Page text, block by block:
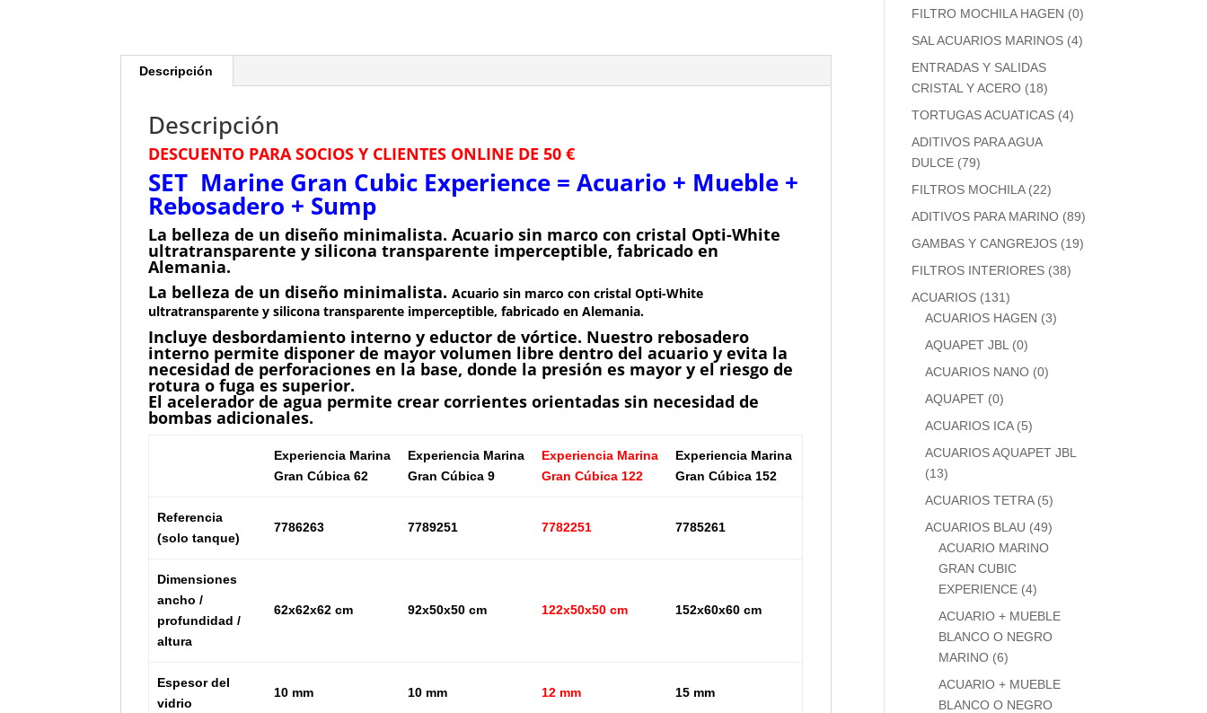
Descripción
Descripción
DESCUENTO PARA SOCIOS Y CLIENTES ONLINE DE 50 €
SET Marine Gran Cubic Experience = Acuario + Mueble +
Rebosadero + Sump
La belleza de un diseño minimalista.Acuario sin marco con cristal Opti-White
ultratransparente y silicona transparente imperceptible, fabricado en
Alemania.
La belleza de un diseño minimalista.Acuario sin marco con cristal Opti-White
ultratransparente y silicona transparente imperceptible, fabricado en Alemania.
Incluye desbordamiento interno y eductor de vórtice. Nuestro rebosadero
interno permite disponer de mayor volumen libre dentro del acuario y evita la
necesidad de perforaciones en la base, donde la presión es mayor y el riesgo de
rotura o fuga es superior.
El acelerador de agua permite crear corrientes orientadas sin necesidad de
bombas adicionales.
Experiencia Marina
Gran Cúbica 62
Experiencia Marina
Gran Cúbica 9
Experiencia Marina
Gran Cúbica 122
Experiencia Marina
Gran Cúbica 152
Referencia
(solo tanque)
7786263 7789251 7782251 7785261
Dimensiones
ancho /
profundidad /
altura
62x62x62 cm 92x50x50 cm 122x50x50 cm 152x60x60 cm
Espesor del
vidrio
10 mm 10 mm 12 mm 15 mm
FILTRO MOCHILA HAGEN (0)
SAL ACUARIOS MARINOS (4)
ENTRADAS Y SALIDAS
CRISTAL Y ACERO (18)
TORTUGAS ACUATICAS (4)
ADITIVOS PARA AGUA
DULCE (79)
FILTROS MOCHILA (22)
ADITIVOS PARA MARINO (89)
GAMBAS Y CANGREJOS (19)
FILTROS INTERIORES (38)
ACUARIOS (131)
ACUARIOS HAGEN (3)
AQUAPET JBL (0)
ACUARIOS NANO (0)
AQUAPET (0)
ACUARIOS ICA (5)
ACUARIOS AQUAPET JBL
(13)
ACUARIOS TETRA (5)
ACUARIOS BLAU (49)
ACUARIO MARINO
GRAN CUBIC
EXPERIENCE (4)
ACUARIO + MUEBLE
BLANCO O NEGRO
MARINO (6)
ACUARIO + MUEBLE
BLANCO O NEGRO